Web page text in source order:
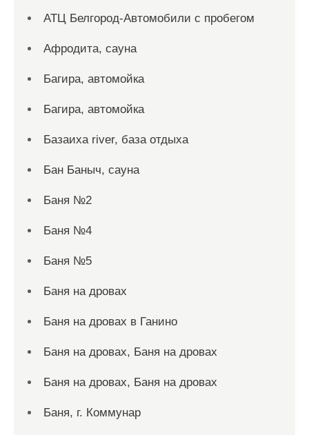
АТЦ Белгород-Автомобили с пробегом
Афродита, сауна
Багира, автомойка
Багира, автомойка
Базаиха river, база отдыха
Бан Баныч, сауна
Баня №2
Баня №4
Баня №5
Баня на дровах
Баня на дровах в Ганино
Баня на дровах, Баня на дровах
Баня на дровах, Баня на дровах
Баня, г. Коммунар